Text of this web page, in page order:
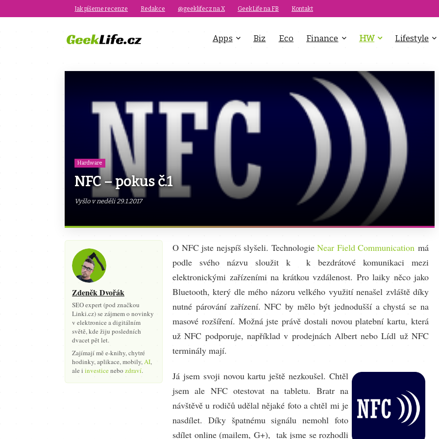
Jak píšeme recenze Redakce @geeklifecz na X GeekLife na FB Kontakt
Apps Biz Eco Finance HW Lifestyle
Hardware
NFC – pokus č.1
Vyšlo v neděli 29.1.2017
Zdeněk Dvořák
SEO expert (pod značkou
Linki.cz) se zájmem o novinky
v elektronice a digitálním
světě, kde žiju posledních
dvacet pět let.
Zajímají mě e-knihy, chytré
hodinky, aplikace, mobily,AI,
ale i investicenebo zdraví.
O NFC jste nejspíš slyšeli. TechnologieNear Field Communication má
podle svého názvu sloužit k k bezdrátové komunikaci mezi
elektronickými zařízeními na krátkou vzdálenost. Pro laiky něco jako
Bluetooth, který dle mého názoru velkého využití nenašel zvláště díky
nutné párování zařízení. NFC by mělo být jednodušší a chystá se na
masové rozšíření. Možná jste právě dostali novou platební kartu, která
už NFC podporuje, například v prodejnách Albert nebo Lídl už NFC
terminály mají.
Já jsem svoji novou kartu ještě nezkoušel. Chtěl
jsem ale NFC otestovat na tabletu. Bratr na
návštěvě u rodičů udělal nějaké foto a chtěl mi je
nasdílet. Díky špatnému signálu nemohl foto
sdílet online (mailem, G+), tak jsme se rozhodli